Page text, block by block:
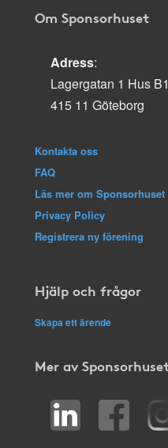
Om Sponsorhuset
Adress:
Lagergatan 1 Hus
415 11 Göteborg
Kontakta oss
FAQ
Läs mer om Sponsorhuset
Privacy Policy
Registrera ny förening
Hjälp och frågor
Skapa ett ärende
Mer av